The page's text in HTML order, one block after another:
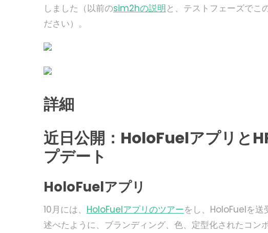
しました（以前のsim2hの説明と、テストフェーズでこ
ださい）。
詳細
近日公開：HoloFuelアプリと
プデート
HoloFuelアプリ
10月には、 HoloFuelアプリのツアーをし、HoloFuelを送
述べたように、ブランディング、色、定型化されたコ